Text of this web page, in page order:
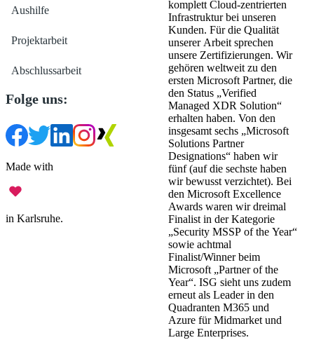
komplett Cloud-zentrierten
Infrastruktur bei unseren
Kunden. Für die Qualität
unserer Arbeit sprechen
unsere Zertifizierungen. Wir
gehören weltweit zu den
ersten Microsoft Partner, die
den Status „Verified
Managed XDR Solution“
erhalten haben. Von den
insgesamt sechs „Microsoft
Solutions Partner
Designations“ haben wir
fünf (auf die sechste haben
wir bewusst verzichtet). Bei
den Microsoft Excellence
Awards waren wir dreimal
Finalist in der Kategorie
„Security MSSP of the Year“
sowie achtmal
Finalist/Winner beim
Microsoft „Partner of the
Year“. ISG sieht uns zudem
erneut als Leader in den
Quadranten M365 und
Azure für Midmarket und
Large Enterprises.
Aushilfe
Projektarbeit
Abschlussarbeit
Folge uns:
Made with
in Karlsruhe.